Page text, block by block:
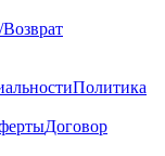
Политика
Договор